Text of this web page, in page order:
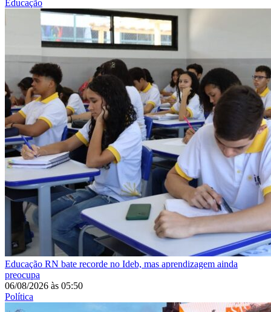
Educação
Educação RN bate recorde no Ideb, mas aprendizagem ainda
preocupa
06/08/2026 às 05:50
Política